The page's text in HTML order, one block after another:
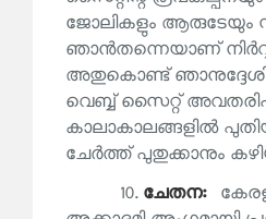
ജോലികളും ആരുടേയും
ഞാൻതന്നെയാണ്
അതുകൊണ്ട്
വെബ്ബ് സൈറ്റ്
കാലാകാലങ്ങളിൽ
ചേർത്ത് പുതുക്കാനും
10. ചേതന: